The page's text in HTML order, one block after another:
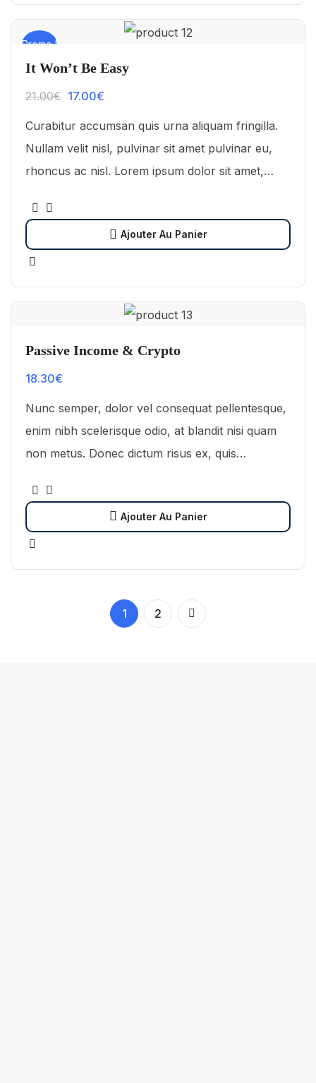
Promo !
It Won’t Be Easy
21.00€ 17.00€
Curabitur accumsan quis urna aliquam fringilla.
Nullam velit nisl, pulvinar sit amet pulvinar eu,
rhoncus ac nisl. Lorem ipsum dolor sit amet,
consectetur nisi….
Ajouter Au Panier
Passive Income & Crypto
18.30€
Nunc semper, dolor vel consequat pellentesque,
enim nibh scelerisque odio, at blandit nisi quam
non metus. Donec dictum risus ex, quis
Ajouter Au Panier
1 2